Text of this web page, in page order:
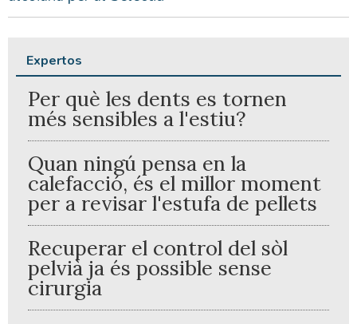
Expertos
Per què les dents es tornen
més sensibles a l'estiu?
Quan ningú pensa en la
calefacció, és el millor moment
per a revisar l'estufa de pellets
Recuperar el control del sòl
pelvià ja és possible sense
cirurgia